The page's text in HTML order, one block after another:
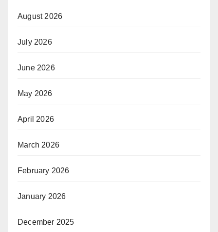
August 2026
July 2026
June 2026
May 2026
April 2026
March 2026
February 2026
January 2026
December 2025